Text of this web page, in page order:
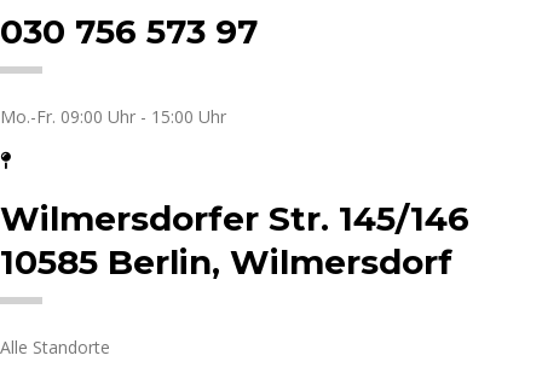
030 756 573 97
Mo.-Fr. 09:00 Uhr - 15:00 Uhr
Wilmersdorfer Str. 145/146
10585 Berlin, Wilmersdorf
Alle Standorte